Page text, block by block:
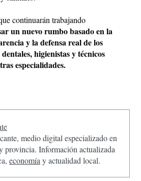
continuarán trabajando
un nuevo rumbo basado en la
y la defensa real de los
higienistas y técnicos
especialidades.
medio digital especializado en
provincia. Información actualizada
economía y actualidad local.